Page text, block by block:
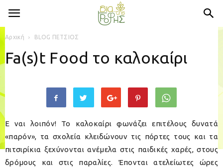
Αρχική BLOG ΠΕΤΣΙΟΣ
Fa(s)t Food το καλοκαίρι
Ε ναι λοιπόν! Το καλοκαίρι φωνάζει επιτέλους δυνατά
«παρόν», τα σχολεία κλειδώνουν τις πόρτες τους και τα
πιτσιρίκια ξεχύνονται ανέμελα στις παιδικές χαρές, στους
δρόμους και στις παραλίες. Έπονται ατελείωτες ώρες